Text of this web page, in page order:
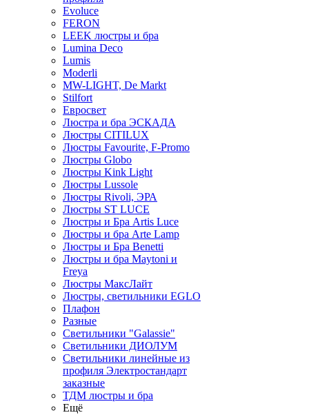
Evoluce
FERON
LEEK люстры и бра
Lumina Deco
Lumis
Moderli
MW-LIGHT, De Markt
Stilfort
Евросвет
Люстра и бра ЭСКАДА
Люстры CITILUX
Люстры Favourite, F-Promo
Люстры Globo
Люстры Kink Light
Люстры Lussole
Люстры Rivoli, ЭРА
Люстры ST LUCE
Люстры и Бра Artis Luce
Люстры и бра Arte Lamp
Люстры и Бра Benetti
Люстры и бра Maytoni и
Freya
Люстры МаксЛайт
Люстры, светильники EGLO
Плафон
Разные
Светильники "Galassie"
Светильники ДИОЛУМ
Светильники линейные из
профиля Электростандарт
заказные
ТДМ люстры и бра
Ещё